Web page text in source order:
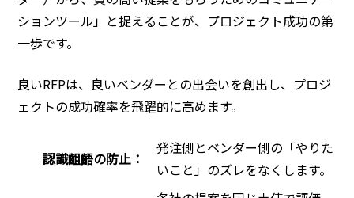
ションツール」と捉えることが、プロジェクト成功の第
一歩です。
良いRFPは、良いベンダーとの出会いを創出し、プロジ
ェクトの成功確率を飛躍的に高めます。
認識齟齬の防止：
発注側とベンダー側の「やりた
いこと」のズレをなくします。